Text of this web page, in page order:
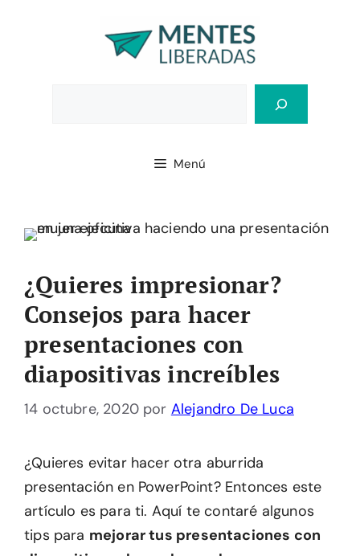
Menú
¿Quieres impresionar?
Consejos para hacer
presentaciones con
diapositivas increíbles
14 octubre, 2020 por Alejandro De Luca
¿Quieres evitar hacer otra aburrida
presentación en PowerPoint? Entonces este
artículo es para ti. Aquí te contaré algunos
tips para mejorar tus presentaciones con